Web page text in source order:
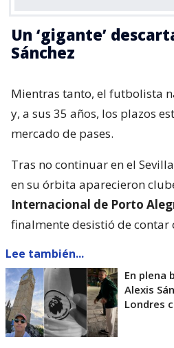
Un ‘gigante’
Sánchez
Mientras tanto, el futbolista
y, a sus 35 años, los plazos
mercado de pases.
Tras no continuar en el
en su órbita aparecieron
Internacional de Porto
finalmente desistió de contar
Lee también...
En plena
Alexis
Londres